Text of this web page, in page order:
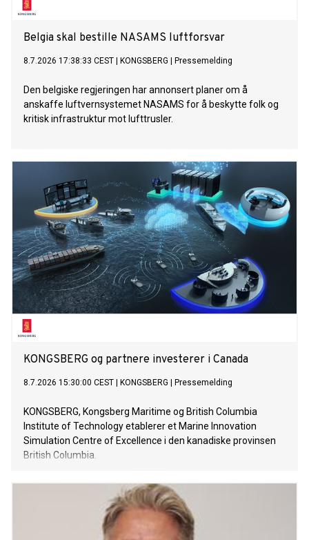
Belgia skal bestille NASAMS luftforsvar
8.7.2026 17:38:33 CEST KONGSBERG Pressemelding
Den belgiske regjeringen har annonsert planer om å
anskaffe luftvernsystemet NASAMS for å beskytte folk og
kritisk infrastruktur mot lufttrusler.
KONGSBERG og partnere investerer i Canada
8.7.2026 15:30:00 CEST KONGSBERG Pressemelding
KONGSBERG, Kongsberg Maritime og British Columbia
Institute of Technology etablerer et Marine Innovation
Simulation Centre of Excellence i den kanadiske provinsen
British Columbia.